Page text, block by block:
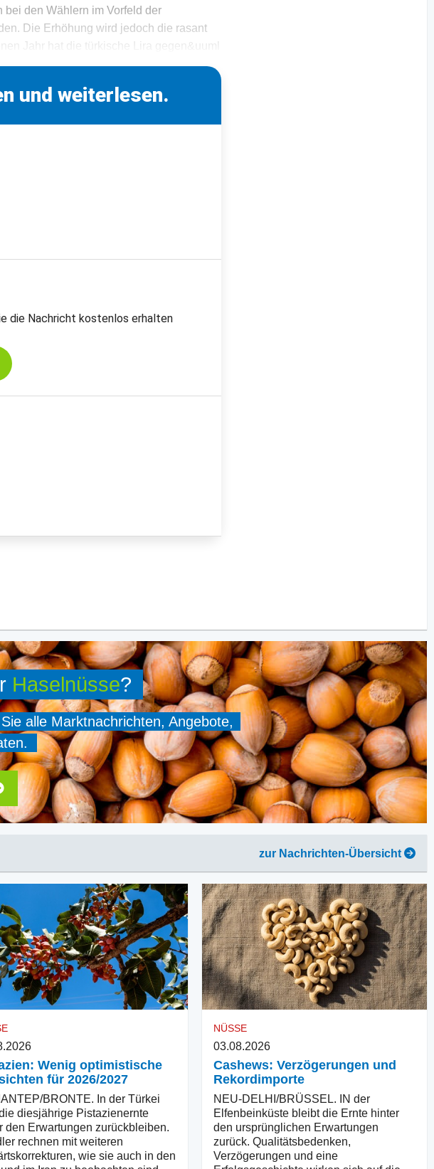
den Wählern im Vorfeld der
Die Erhöhung wird jedoch die rasant
Jahr hat die türkische Lira gegen&uuml
und weiterlesen.
die Nachricht kostenlos erhalten
Haselnüsse?
alle Marktnachrichten, Angebote,
zur Nachrichten-Übersicht
Wenig optimistische
für 2026/2027
BRONTE. In der Türkei
diesjährige Pistazienernte
den Erwartungen zurückbleiben.
rechnen mit weiteren
wie sie auch in den
NÜSSE
03.08.2026
Cashews: Verzögerungen und
Rekordimporte
NEU-DELHI/BRÜSSEL. IN der
Elfenbeinküste bleibt die Ernte hinter
den ursprünglichen Erwartungen
zurück. Qualitätsbedenken,
Verzögerungen und eine